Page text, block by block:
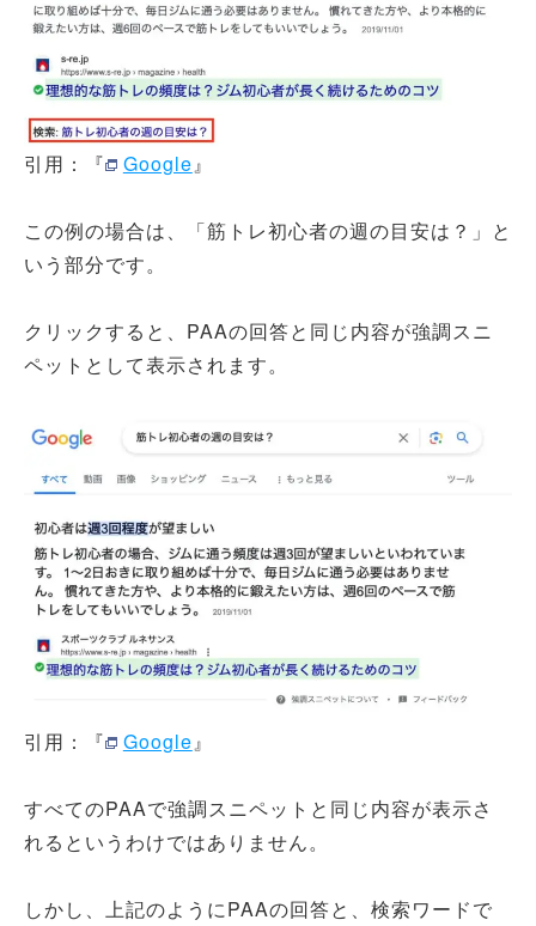
引用：『 Google』
この例の場合は、「筋トレ初心者の週の目安は？」と
いう部分です。
クリックすると、PAAの回答と同じ内容が強調スニ
ペットとして表示されます。
引用：『 Google』
すべてのPAAで強調スニペットと同じ内容が表示さ
れるというわけではありません。
しかし、上記のようにPAAの回答と、検索ワードで